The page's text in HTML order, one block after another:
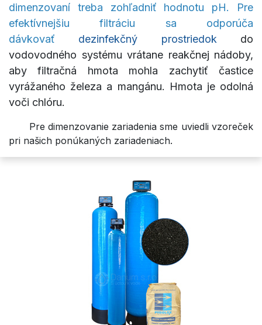
dimenzovaní treba zohľadniť hodnotu pH. Pre
efektívnejšiu filtráciu sa odporúča
dávkovať dezinfekčný prostriedok do
vodovodného systému vrátane reakčnej nádoby,
aby filtračná hmota mohla zachytiť častice
vyrážaného železa a mangánu. Hmota je odolná
voči chlóru.
​Pre dimenzovanie zariadenia sme uviedli vzoreček
pri našich ponúkaných zariadeniach.